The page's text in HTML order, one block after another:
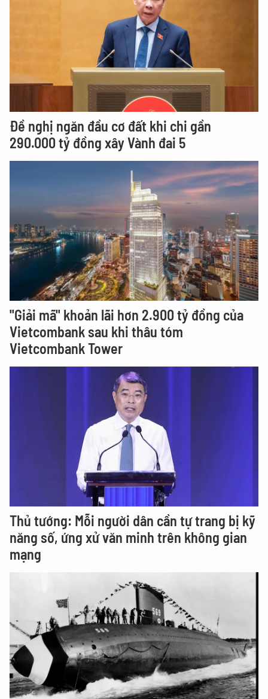
Đề nghị ngăn đầu cơ đất khi chi gần
290.000 tỷ đồng xây Vành đai 5
"Giải mã" khoản lãi hơn 2.900 tỷ đồng của
Vietcombank sau khi thâu tóm
Vietcombank Tower
Thủ tướng: Mỗi người dân cần tự trang bị kỹ
năng số, ứng xử văn minh trên không gian
mạng